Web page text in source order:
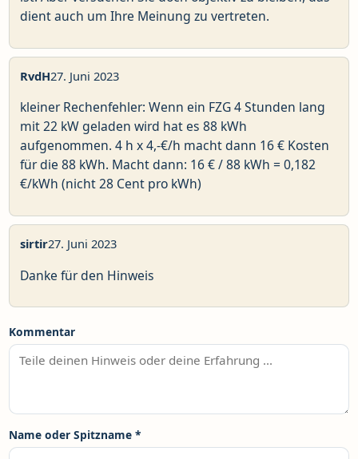
dient auch um Ihre Meinung zu vertreten.
RvdH27. Juni 2023
kleiner Rechenfehler: Wenn ein FZG 4 Stunden lang
mit 22 kW geladen wird hat es 88 kWh
aufgenommen. 4 h x 4,-€/h macht dann 16 € Kosten
für die 88 kWh. Macht dann: 16 € / 88 kWh = 0,182
€/kWh (nicht 28 Cent pro kWh)
sirtir27. Juni 2023
Danke für den Hinweis
Kommentar
Name oder Spitzname *